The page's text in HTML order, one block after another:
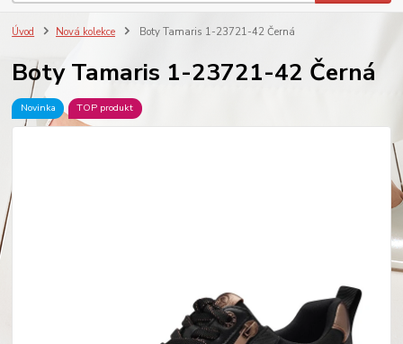
Úvod Nová kolekce Boty Tamaris 1-23721-42 Černá
Boty Tamaris 1-23721-42 Černá
Novinka TOP produkt